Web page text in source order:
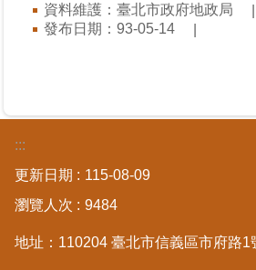
辦
繼
承
資料維護：臺北市政府地政局
發布日期：93-05-14
:::
更新日期
115-08-09
瀏覽人次
9484
地址：110204 臺北市信義區市府路1